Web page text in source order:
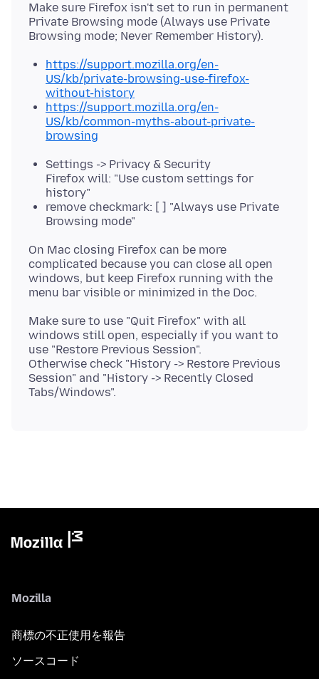
Make sure Firefox isn't set to run in permanent
Private Browsing mode (Always use Private
https://support.mozilla.org/en-
US/kb/private-browsing-use-firefox-
without-history
https://support.mozilla.org/en-
US/kb/common-myths-about-private-
browsing
Settings -> Privacy & Security
Firefox will: "Use custom settings for
history"
remove checkmark: [ ] "Always use Private
Browsing mode"
On Mac closing Firefox can be more
complicated because you can close all open
windows, but keep Firefox running with the
Make sure to use "Quit Firefox" with all
windows still open, especially if you want to
use "Restore Previous Session".
Otherwise check "History -> Restore Previous
Session" and "History -> Recently Closed
Mozilla
商標の不正使用を報告
ソースコード